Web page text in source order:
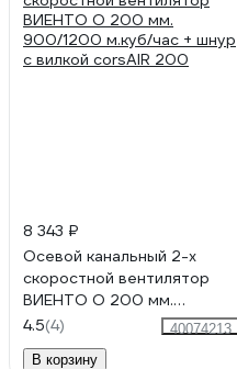
8 343 ₽
Осевой канальный 2-х
скоростной вентилятор
ВИЕНТО O 200 мм.
900/1200 м.куб/час + шнур
с вилкой corsAIR 200
4.5(4)
40074213
В корзину